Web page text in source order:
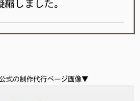
しました。
式の制作代行ページ画像▼